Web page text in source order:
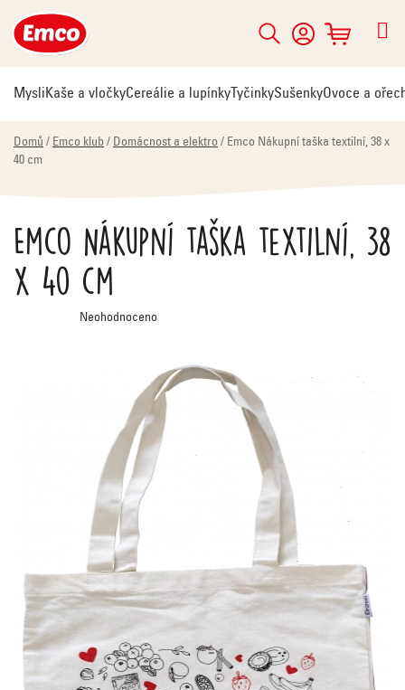
na
obsah
Hledat
NÁKUPNÍ
KOŠÍK
MysliKaše a vločkyCereálie a lupínky TyčinkySušenkyOvoce a
Domů / Emco klub / Domácnost a elektro / Emco Nákupní taška textilní, 38 x
40 cm
Emco Nákupní taška textilní, 38
x 40 cm
Průměrné
hodnocení
Neohodnoceno